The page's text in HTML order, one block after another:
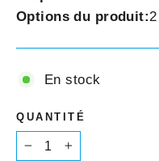
Options du produit:
En stock
QUANTITÉ